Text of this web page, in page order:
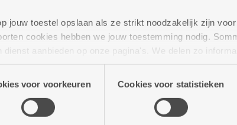
jouw toestel opslaan als ze strikt noodzakelijk zijn
cookies hebben we jouw toestemming nodig.
dienst aanbieden op onze pagina's. We delen zo
voor social media, advertenties en analyse. Deze
je aan hen verstrekte.
voor voorkeuren Cookies voor statistieken